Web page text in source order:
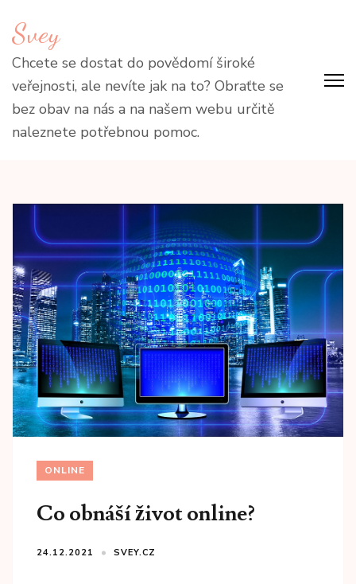
na
obsah
(stiskněte
Enter)
Svey
Chcete se dostat do povědomí široké
veřejnosti, ale nevíte jak na to? Obraťte se
bez obav na nás a na našem webu určitě
naleznete potřebnou pomoc.
ONLINE
Co obnáší život online?
24.12.2021 SVEY.CZ